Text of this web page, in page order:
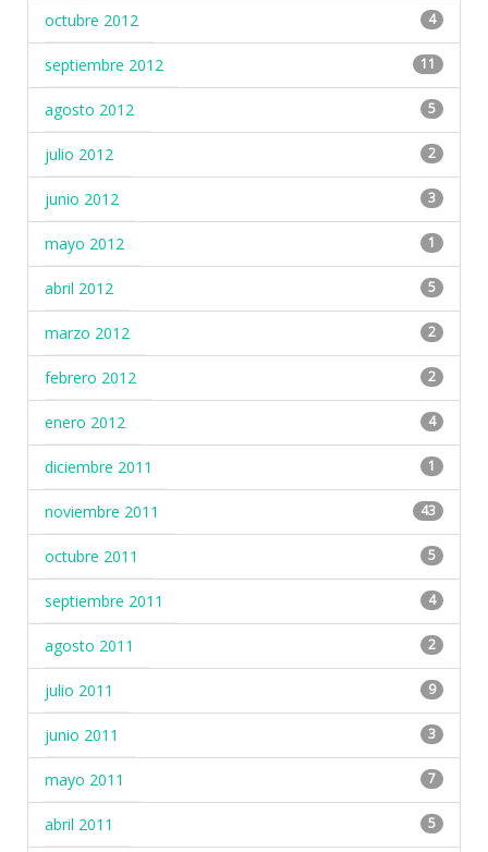
octubre 2012 4
septiembre 2012 11
agosto 2012 5
julio 2012 2
junio 2012 3
mayo 2012 1
abril 2012 5
marzo 2012 2
febrero 2012 2
enero 2012 4
diciembre 2011 1
noviembre 2011 43
octubre 2011 5
septiembre 2011 4
agosto 2011 2
julio 2011 9
junio 2011 3
mayo 2011 7
abril 2011 5